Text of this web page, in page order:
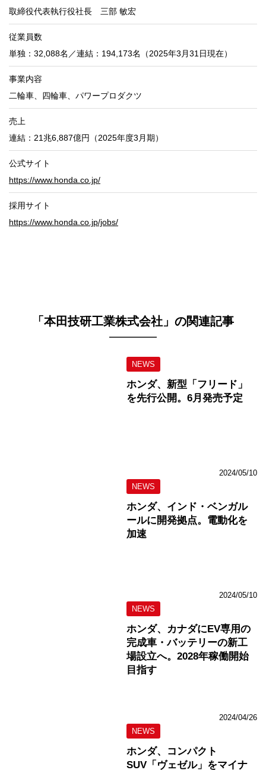
取締役代表執行役社長 三部 敏宏
従業員数
単独：32,088名／連結：194,173名（2025年3月31日現在）
事業内容
二輪車、四輪車、パワープロダクツ
売上
連結：21兆6,887億円（2025年度3月期）
公式サイト
https://www.honda.co.jp/
採用サイト
https://www.honda.co.jp/jobs/
「本田技研工業株式会社」の関連記事
NEWS
ホンダ、新型「フリード」
を先行公開。6月発売予定
2024/05/10
NEWS
ホンダ、インド・ベンガル
ールに開発拠点。電動化を
加速
2024/05/10
NEWS
ホンダ、カナダにEV専用の
完成車・バッテリーの新工
場設立へ。2028年稼働開始
目指す
2024/04/26
NEWS
ホンダ、コンパクト
SUV「ヴェゼル」をマイナ